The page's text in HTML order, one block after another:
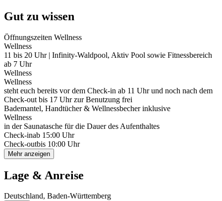
Gut zu wissen
Öffnungszeiten Wellness
Wellness
11 bis 20 Uhr | Infinity-Waldpool, Aktiv Pool sowie Fitnessbereich
ab 7 Uhr
Wellness
Wellness
steht euch bereits vor dem Check-in ab 11 Uhr und noch nach dem
Check-out bis 17 Uhr zur Benutzung frei
Bademantel, Handtücher & Wellnessbecher inklusive
Wellness
in der Saunatasche für die Dauer des Aufenthaltes
Check-inab 15:00 Uhr
Check-outbis 10:00 Uhr
Mehr anzeigen
Lage & Anreise
Deutschland, Baden-Württemberg